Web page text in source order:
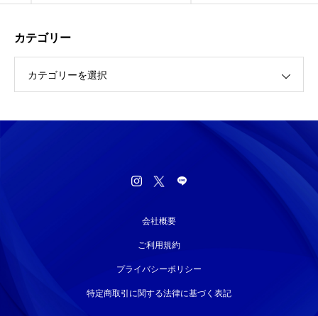
カテゴリー
カテゴリーを選択
会社概要
ご利用規約
プライバシーポリシー
特定商取引に関する法律に基づく表記